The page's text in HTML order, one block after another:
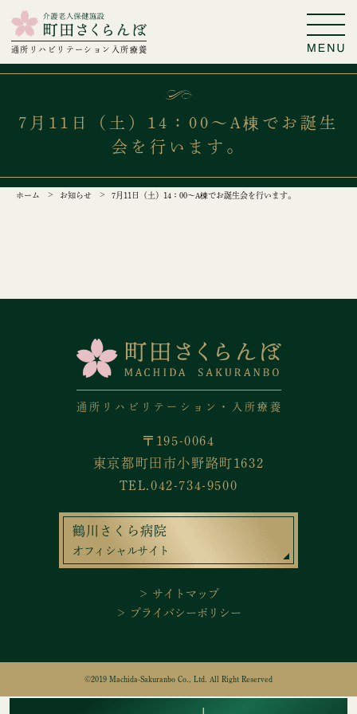
通所リハビリテーション 入所療養
7月11日（土）14：00～A棟でお誕生
会を行います。
ホーム お知らせ 7月11日（土）14：00～A棟でお誕生会を行います。
通所リハビリテーション・入所療養
〒195-0064
東京都町田市小野路町1632
TEL.042-734-9500
鶴川さくら病院
オフィシャルサイト
＞ サイトマップ
＞ プライバシーポリシー
©2019 Machida-Sakuranbo Co., Ltd. All Right Reserved